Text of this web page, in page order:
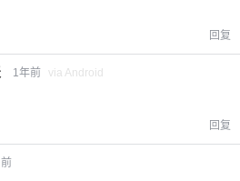
回复
1年前 via Android
回复